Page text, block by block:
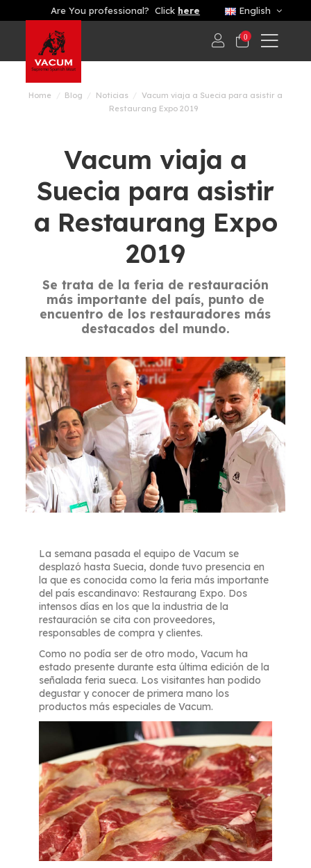
Are You professional? Click here English
0
Home Blog Noticias
Vacum viaja a Suecia para asistir a
Restaurang Expo 2019
Vacum viaja a
Suecia para asistir
a Restaurang Expo
2019
Se trata de la feria de restauración
más importante del país, punto de
encuentro de los restauradores más
destacados del mundo.
La semana pasada el equipo de Vacum se
desplazó hasta Suecia, donde tuvo presencia en
la que es conocida como la feria más importante
del país escandinavo: Restaurang Expo. Dos
intensos días en los que la industria de la
restauración se cita con proveedores,
responsables de compra y clientes.
Como no podía ser de otro modo, Vacum ha
estado presente durante esta última edición de la
señalada feria sueca. Los visitantes han podido
degustar y conocer de primera mano los
productos más especiales de Vacum.